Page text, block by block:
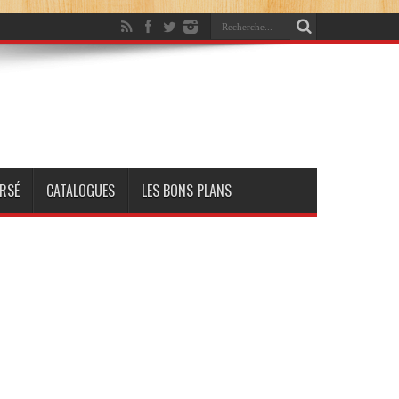
CATALOGUES LES BONS PLANS